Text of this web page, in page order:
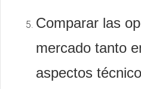
Comparar las
mercado tanto
aspectos